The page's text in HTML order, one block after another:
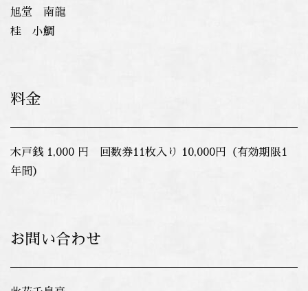
旭堂 南龍
桂 小鯛
料金
木戸銭 1,000 円 回数券11枚入り 10,000円（有効期限1
年間）
お問い合わせ